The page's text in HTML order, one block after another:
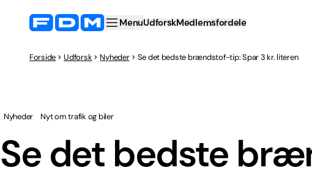
MenuUdforskMedlemsfordele
Forside Udforsk Nyheder Se det bedste brændstof-tip: Spar 3 kr. literen
Se det bedste
Nyheder Nyt om trafik og biler